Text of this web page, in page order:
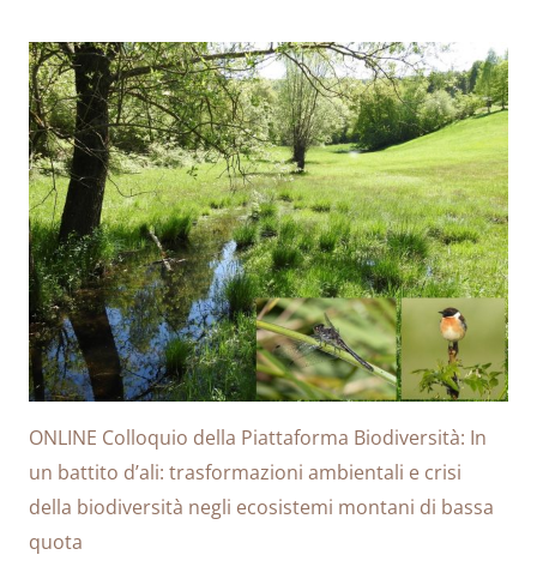
ONLINE Colloquio della Piattaforma Biodiversità: In
un battito d’ali: trasformazioni ambientali e crisi
della biodiversità negli ecosistemi montani di bassa
quota